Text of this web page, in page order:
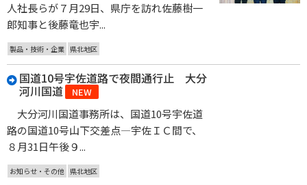
人社長らが７月29日、県庁を訪れ佐藤樹一
郎知事と後藤竜也宇...
製品・技術・企業 県北地区
国道10号宇佐道路で夜間通行止 大分
河川国道 NEW
大分河川国道事務所は、国道10号宇佐道
路の国道10号山下交差点―宇佐ＩＣ間で、
８月31日午後９...
お知らせ・その他 県北地区